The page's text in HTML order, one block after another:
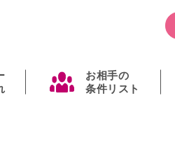
お相手の
条件リスト